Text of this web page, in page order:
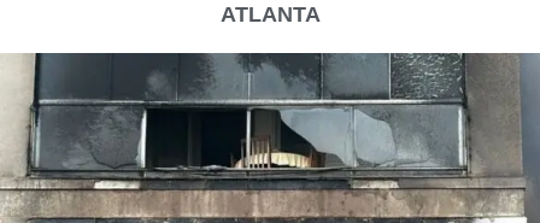
ATLANTA